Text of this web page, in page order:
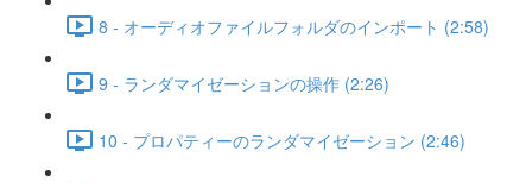
8 - オーディオファイルフォルダのインポート (2:58)
9 - ランダマイゼーションの操作 (2:26)
10 - プロパティーのランダマイゼーション (2:46)